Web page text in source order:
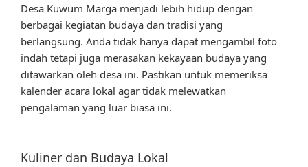
Desa Kuwum Marga menjadi lebih hidup dengan
berbagai kegiatan budaya dan tradisi yang
berlangsung. Anda tidak hanya dapat mengambil foto
indah tetapi juga merasakan kekayaan budaya yang
ditawarkan oleh desa ini. Pastikan untuk memeriksa
kalender acara lokal agar tidak melewatkan
pengalaman yang luar biasa ini.
Kuliner dan Budaya Lokal